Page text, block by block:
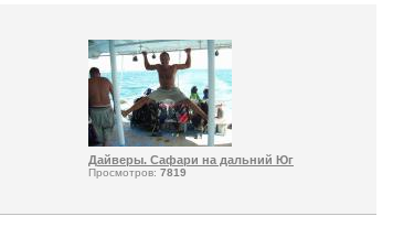
Дайверы. Сафари на дальний Юг
Просмотров: 7819